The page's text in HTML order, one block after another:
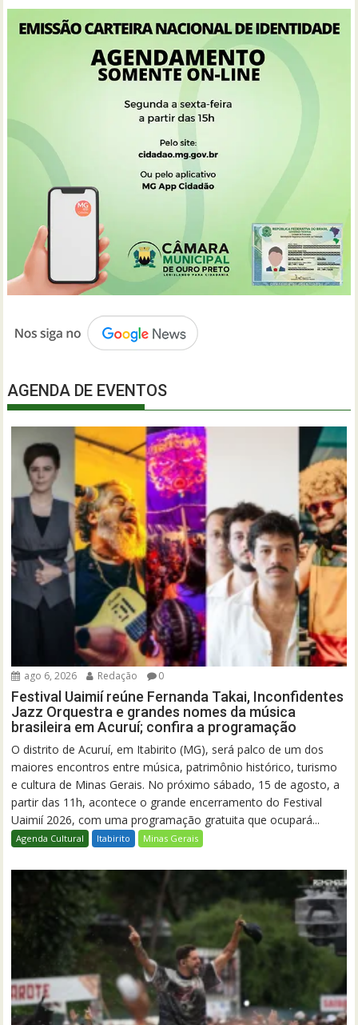
AGENDA DE EVENTOS
ago 6, 2026 Redação 0
Festival Uaimií reúne Fernanda Takai, Inconfidentes
Jazz Orquestra e grandes nomes da música
brasileira em Acuruí; confira a programação
O distrito de Acuruí, em Itabirito (MG), será palco de um dos
maiores encontros entre música, patrimônio histórico, turismo
e cultura de Minas Gerais. No próximo sábado, 15 de agosto, a
partir das 11h, acontece o grande encerramento do Festival
Uaimií 2026, com uma programação gratuita que ocupará...
Agenda Cultural Itabirito Minas Gerais